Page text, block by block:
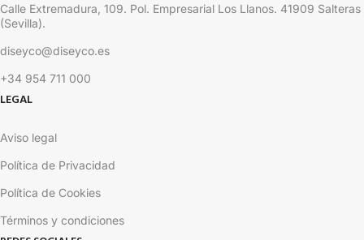
Calle Extremadura, 109. Pol. Empresarial Los Llanos. 41909 Salteras
(Sevilla).
diseyco@diseyco.es
+34 954 711 000
LEGAL
Aviso legal
Política de Privacidad
Política de Cookies
Términos y condiciones